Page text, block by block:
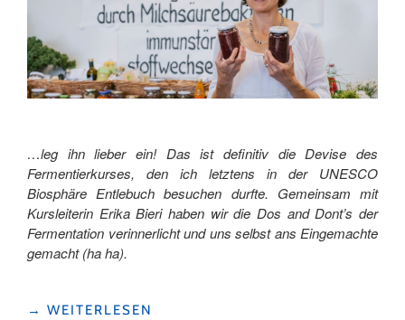
…leg ihn lieber ein! Das ist definitiv die Devise des
Fermentierkurses, den ich letztens in der UNESCO
Biosphäre Entlebuch besuchen durfte. Gemeinsam mit
Kursleiterin Erika Bieri haben wir die Dos and Dont’s der
Fermentation verinnerlicht und uns selbst ans Eingemachte
gemacht (ha ha).
"ERZÄHL
→ WEITERLESEN